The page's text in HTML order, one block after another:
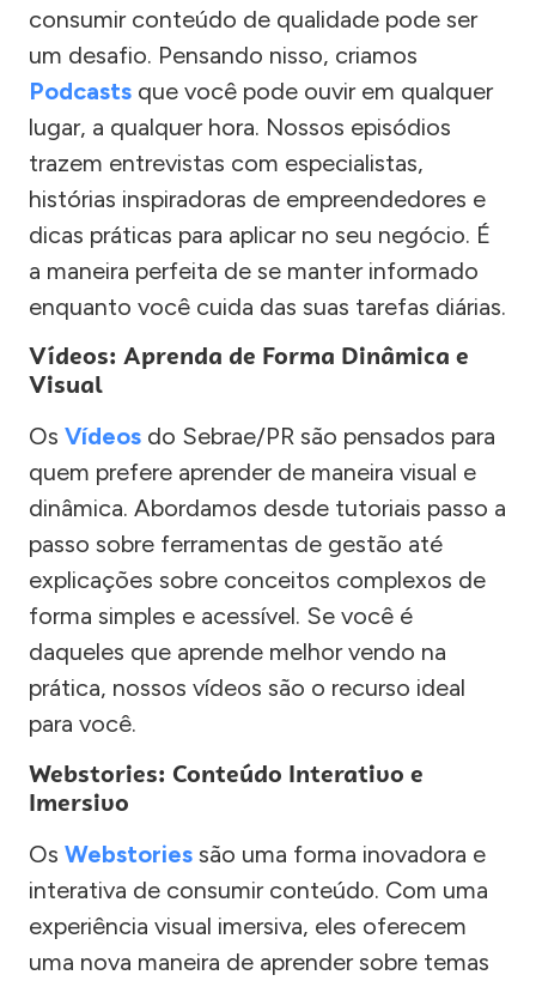
consumir conteúdo de qualidade pode ser
um desafio. Pensando nisso, criamos
Podcasts que você pode ouvir em qualquer
lugar, a qualquer hora. Nossos episódios
trazem entrevistas com especialistas,
histórias inspiradoras de empreendedores e
dicas práticas para aplicar no seu negócio. É
a maneira perfeita de se manter informado
enquanto você cuida das suas tarefas diárias.
Vídeos: Aprenda de Forma Dinâmica e
Visual
Os Vídeos do Sebrae/PR são pensados para
quem prefere aprender de maneira visual e
dinâmica. Abordamos desde tutoriais passo a
passo sobre ferramentas de gestão até
explicações sobre conceitos complexos de
forma simples e acessível. Se você é
daqueles que aprende melhor vendo na
prática, nossos vídeos são o recurso ideal
para você.
Webstories: Conteúdo Interativo e
Imersivo
Os Webstories são uma forma inovadora e
interativa de consumir conteúdo. Com uma
experiência visual imersiva, eles oferecem
uma nova maneira de aprender sobre temas